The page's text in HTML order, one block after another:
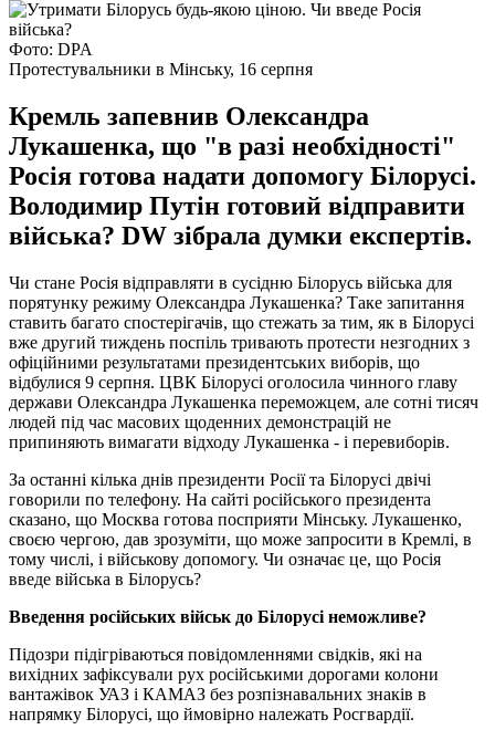
Фото: DPA
Протестувальники в Мінську, 16 серпня
Кремль запевнив Олександра
Лукашенка, що "в разі необхідності"
Росія готова надати допомогу Білорусі.
Володимир Путін готовий відправити
війська? DW зібрала думки експертів.
Чи стане Росія відправляти в сусідню Білорусь війська для
порятунку режиму Олександра Лукашенка? Таке запитання
ставить багато спостерігачів, що стежать за тим, як в Білорусі
вже другий тиждень поспіль тривають протести незгодних з
офіційними результатами президентських виборів, що
відбулися 9 серпня. ЦВК Білорусі оголосила чинного главу
держави Олександра Лукашенка переможцем, але сотні тисяч
людей під час масових щоденних демонстрацій не
припиняють вимагати відходу Лукашенка - і перевиборів.
За останні кілька днів президенти Росії та Білорусі двічі
говорили по телефону. На сайті російського президента
сказано, що Москва готова посприяти Мінську. Лукашенко,
своєю чергою, дав зрозуміти, що може запросити в Кремлі, в
тому числі, і військову допомогу. Чи означає це, що Росія
введе війська в Білорусь?
Введення російських військ до Білорусі неможливе?
Підозри підігріваються повідомленнями свідків, які на
вихідних зафіксували рух російськими дорогами колони
вантажівок УАЗ і КАМАЗ без розпізнавальних знаків в
напрямку Білорусі, що ймовірно належать Росгвардії.